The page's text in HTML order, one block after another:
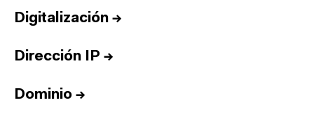
Digitalización →
Dirección IP →
Dominio →